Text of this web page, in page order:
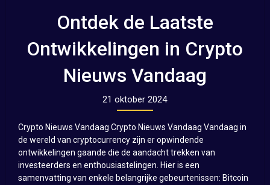
Ontdek de Laatste
Ontwikkelingen in Crypto
Nieuws Vandaag
21 oktober 2024
Crypto Nieuws Vandaag Crypto Nieuws Vandaag Vandaag in
de wereld van cryptocurrency zijn er opwindende
ontwikkelingen gaande die de aandacht trekken van
investeerders en enthousiastelingen. Hier is een
samenvatting van enkele belangrijke gebeurtenissen: Bitcoin